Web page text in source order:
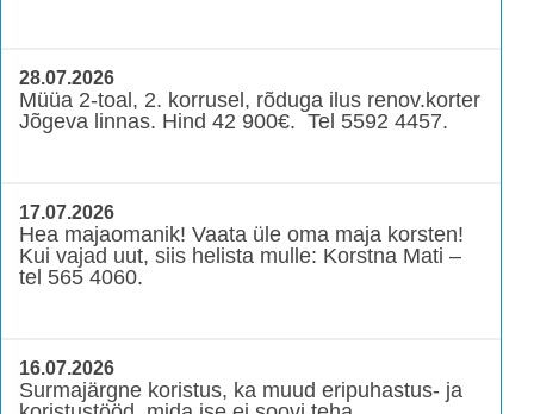
28.07.2026
Müüa 2-toal, 2. korrusel, rõduga ilus renov.korter
Jõgeva linnas. Hind 42 900€. Tel 5592 4457.
17.07.2026
Hea majaomanik! Vaata üle oma maja korsten!
Kui vajad uut, siis helista mulle: Korstna Mati –
tel 565 4060.
16.07.2026
Surmajärgne koristus, ka muud eripuhastus- ja